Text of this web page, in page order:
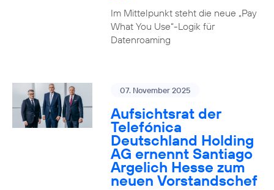
Im Mittelpunkt steht die neue „Pay
What You Use“-Logik für
Datenroaming
07. November 2025
Aufsichtsrat der
Telefónica
Deutschland Holding
AG ernennt Santiago
Argelich Hesse zum
neuen Vorstandschef